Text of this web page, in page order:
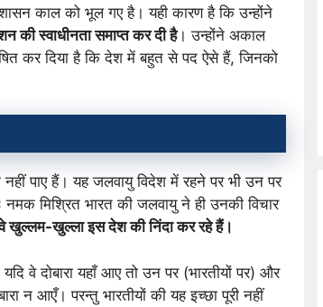
काल को भूल गए है। यही कारण है कि उन्होंने
की स्वाधीनता समाप्त कर दी है। उन्होंने अकाल
कर दिया है कि देश में बहुत से पद ऐसे हैं, जिनको
पाए हैं। यह जलवायु विदेश में रहने पर भी उन पर
मिश्रित भारत की जलवायु ने ही उनकी विचार
खुल्लम-खुल्ला इस देश की निंदा कर रहे हैं।
वे दोबारा यहाँ आए तो उन पर (भारतीयों पर) और
न आएँ। परन्तु भारतीयों की यह इच्छा पूरी नहीं